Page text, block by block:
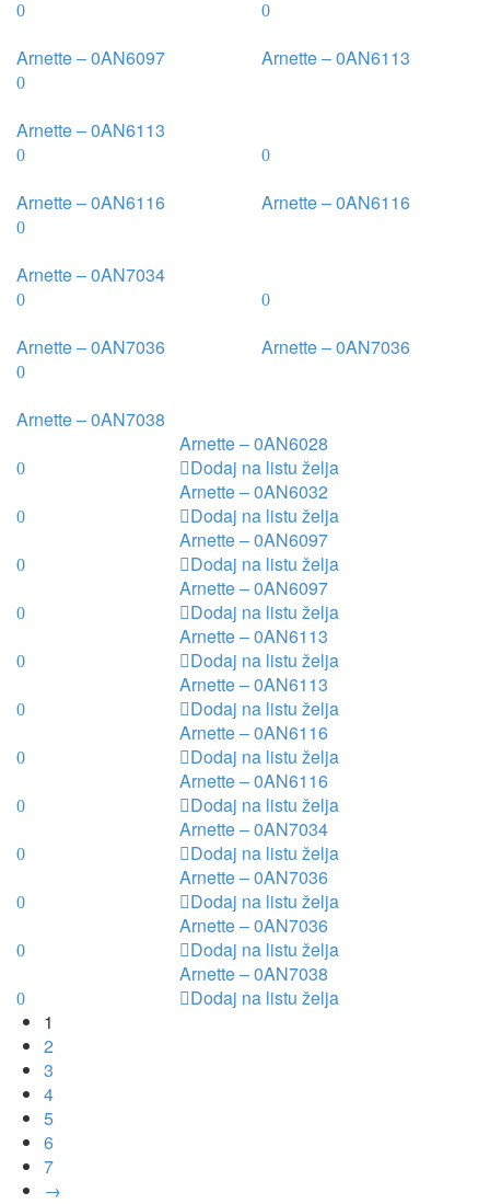
Arnette – 0AN6097 Arnette – 0AN6113
Arnette – 0AN6113
Arnette – 0AN6116 Arnette – 0AN6116
Arnette – 0AN7034
Arnette – 0AN7036 Arnette – 0AN7036
Arnette – 0AN7038
Arnette – 0AN6028
Dodaj na listu želja
Arnette – 0AN6032
Dodaj na listu želja
Arnette – 0AN6097
Dodaj na listu želja
Arnette – 0AN6097
Dodaj na listu želja
Arnette – 0AN6113
Dodaj na listu želja
Arnette – 0AN6113
Dodaj na listu želja
Arnette – 0AN6116
Dodaj na listu želja
Arnette – 0AN6116
Dodaj na listu želja
Arnette – 0AN7034
Dodaj na listu želja
Arnette – 0AN7036
Dodaj na listu želja
Arnette – 0AN7036
Dodaj na listu želja
Arnette – 0AN7038
Dodaj na listu želja
1
2
3
4
5
6
7
→